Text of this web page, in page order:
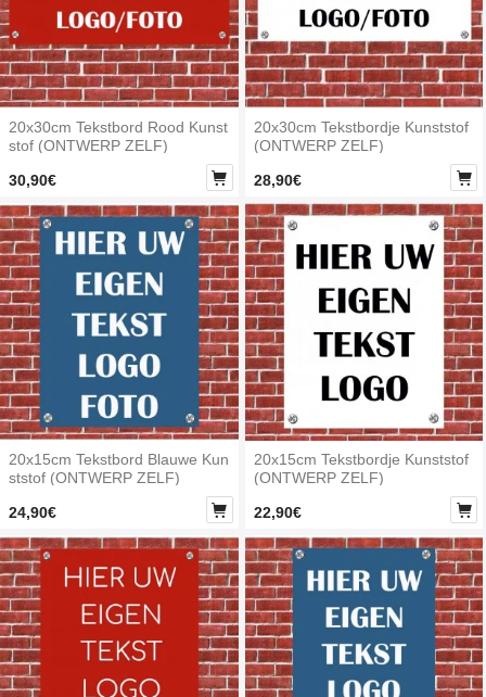
20x30cm Tekstbord Rood Kunst
stof (ONTWERP ZELF)
30,90€

20x30cm Tekstbordje Kunststof
(ONTWERP ZELF)
28,90€

20x15cm Tekstbord Blauwe Kun
ststof (ONTWERP ZELF)
24,90€

20x15cm Tekstbordje Kunststof
(ONTWERP ZELF)
22,90€
